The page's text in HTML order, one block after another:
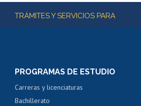
Más información
TRÁMITES Y SERVICIOS PARA
PROGRAMAS DE ESTUDIO
Carreras y licenciaturas
Bachillerato